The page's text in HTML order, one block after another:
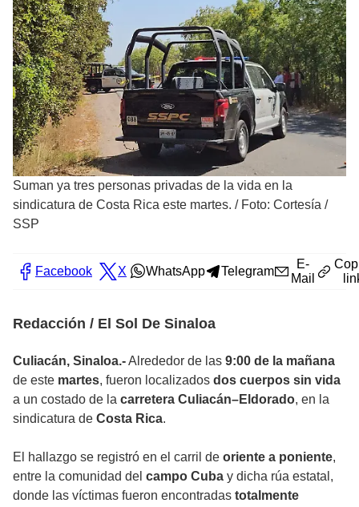
Suman ya tres personas privadas de la vida en la
sindicatura de Costa Rica este martes. / Foto: Cortesía /
SSP
Facebook X WhatsApp Telegram
E-
Mail
Redacción / El Sol De Sinaloa
Culiacán, Sinaloa.-Alrededor de las 9:00 de la mañana
de este martes, fueron localizados dos cuerpos sin vida
a un costado de la carretera Culiacán–Eldorado, en la
sindicatura de Costa Rica.
El hallazgo se registró en el carril de oriente a poniente,
entre la comunidad del campo Cuba y dicha rúa estatal,
donde las víctimas fueron encontradas totalmente